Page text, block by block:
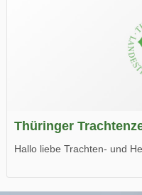
Thüringer
Hallo liebe Trachten- und
Wir wünschen Euch viel